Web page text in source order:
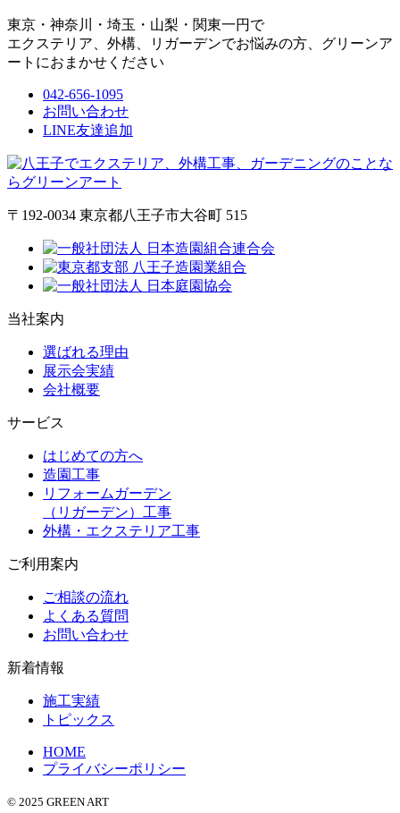
東京・神奈川・埼玉・山梨・関東一円で
エクステリア、外構、リガーデンでお悩みの方、グリーンア
ートにおまかせください
042-656-1095
お問い合わせ
LINE友達追加
〒192-0034 東京都八王子市大谷町 515
当社案内
選ばれる理由
展示会実績
会社概要
サービス
はじめての方へ
造園工事
リフォームガーデン
（リガーデン）工事
外構・エクステリア工事
ご利用案内
ご相談の流れ
よくある質問
お問い合わせ
新着情報
施工実績
トピックス
HOME
プライバシーポリシー
© 2025 GREEN ART